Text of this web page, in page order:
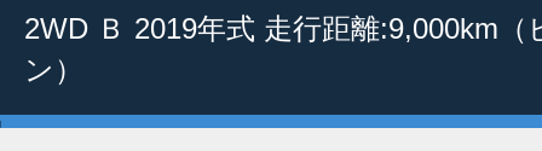
2WD Ｂ 2019年式 走行距離:9,000km
ン）